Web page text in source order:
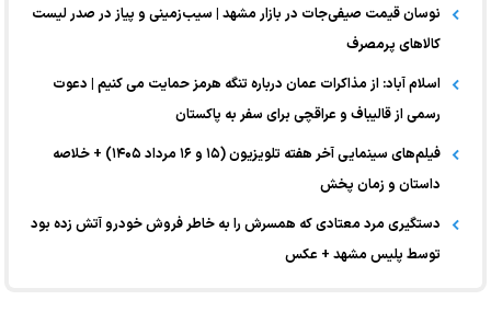
نوسان قیمت صیفی‌جات در بازار مشهد | سیب‌زمینی و پیاز در صدر لیست
کالا‌های پرمصرف
اسلام آباد: از مذاکرات عمان درباره تنگه هرمز حمایت می کنیم | دعوت
رسمی از قالیباف و عراقچی برای سفر به پاکستان
فیلم‌های سینمایی آخر هفته تلویزیون (۱۵ و ۱۶ مرداد ۱۴۰۵) + خلاصه
داستان و زمان پخش
دستگیری مرد معتادی که همسرش را به خاطر فروش خودرو آتش زده بود
توسط پلیس مشهد + عکس